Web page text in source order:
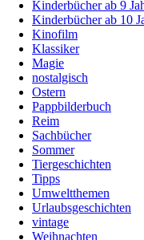
Kinderbücher ab 9
Kinderbücher ab 10
Kinofilm
Klassiker
Magie
nostalgisch
Ostern
Pappbilderbuch
Reim
Sachbücher
Sommer
Tiergeschichten
Tipps
Umweltthemen
Urlaubsgeschichten
vintage
Weihnachten